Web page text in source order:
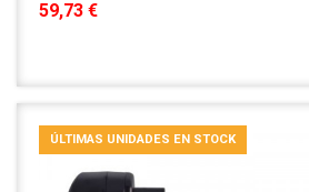
59,73 €
ÚLTIMAS UNIDADES EN STOCK